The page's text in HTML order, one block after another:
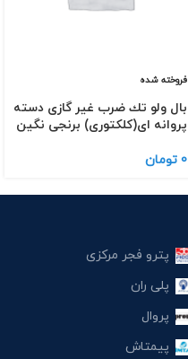
فروخته شده
بال ولو تك ضرب غیر گازی دسته
پروانه ای(كلكتوری) برنجی نگین
0 تومان
پترو فجر مرکزی
پلی ران
پروال
پیمتاش